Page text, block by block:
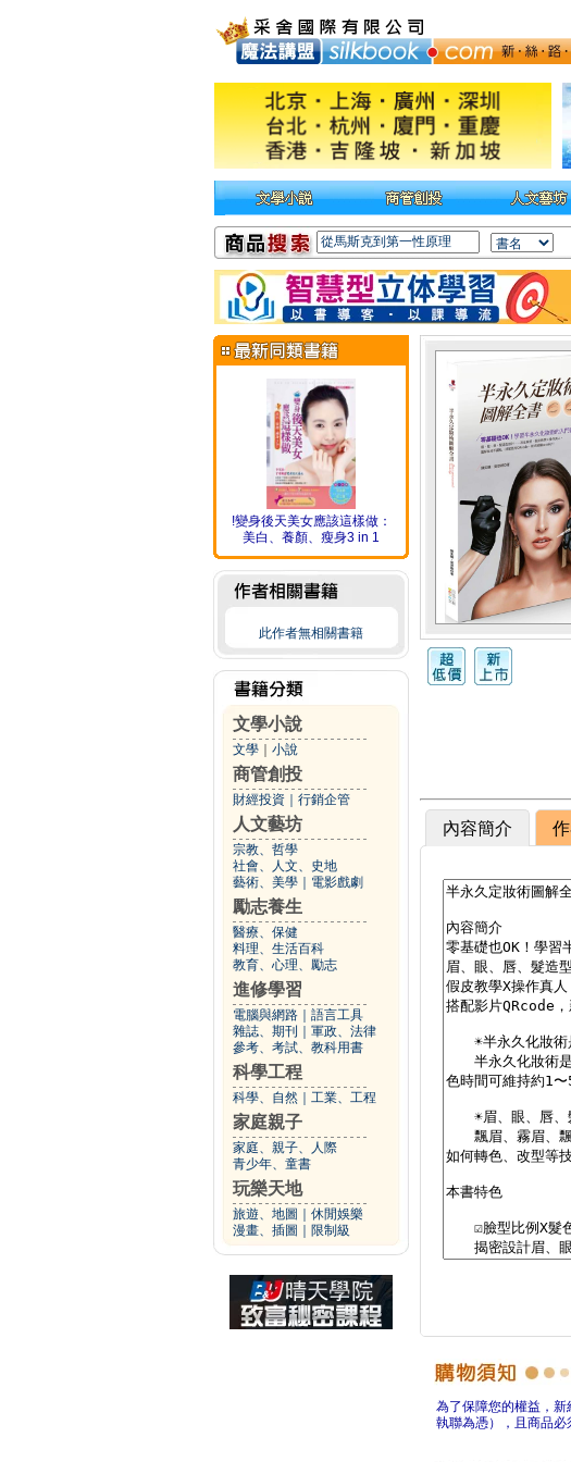
!變身後天美女應該這樣做：
美白、養顏、瘦身3 in 1
此作者無相關書籍
文學小說
文學 小說
商管創投
財經投資 行銷企管
人文藝坊
宗教、哲學
社會、人文、史地
藝術、美學
電影戲劇
勵志養生
醫療、保健
料理、生活百科
教育、心理、勵志
進修學習
電腦與網路
語言工具
雜誌、期刊
軍政、法律
參考、考試、教科用書
科學工程
科學、自然 工業、工程
家庭親子
家庭、親子、人際
青少年、童書
玩樂天地
旅遊、地圖
休閒娛樂
漫畫、插圖
限制級
內容簡介
為了保障您的權益，
執聯為憑），且商品必